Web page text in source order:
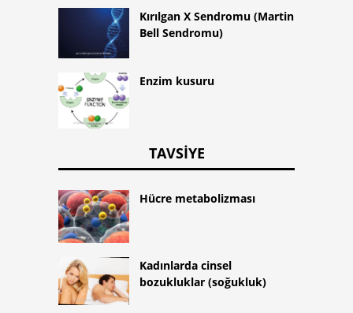
Kırılgan X Sendromu (Martin
Bell Sendromu)
Enzim kusuru
TAVSIYE
Hücre metabolizması
Kadınlarda cinsel
bozukluklar (soğukluk)